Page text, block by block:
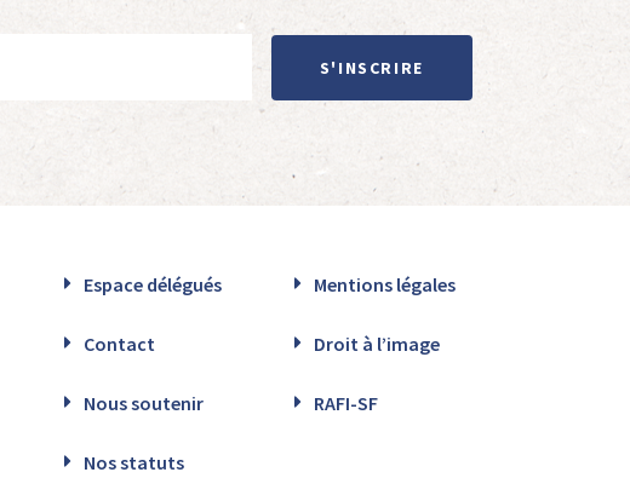
S'INSCRIRE
Espace délégués Mentions légales
Contact Droit à l’image
Nous soutenir RAFI-SF
Nos statuts